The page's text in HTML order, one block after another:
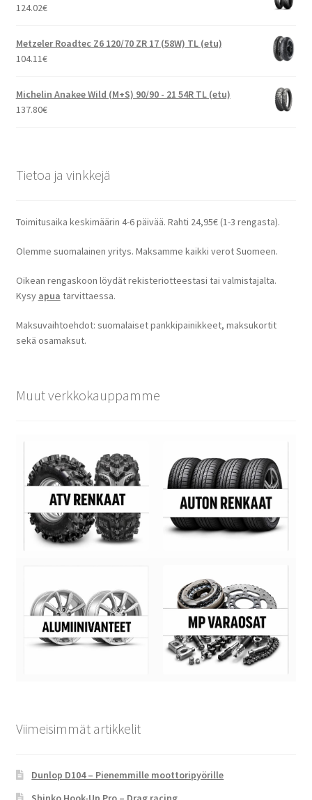
124.02€
Metzeler Roadtec Z6 120/70 ZR 17 (58W) TL (etu)
104.11€
Michelin Anakee Wild (M+S) 90/90 - 21 54R TL (etu)
137.80€
Tietoa ja vinkkejä
Toimitusaika keskimäärin 4-6 päivää. Rahti 24,95€ (1-3 rengasta).
Olemme suomalainen yritys. Maksamme kaikki verot Suomeen.
Oikean rengaskoon löydät rekisteriotteestasi tai valmistajalta.
Kysy apua tarvittaessa.
Maksuvaihtoehdot: suomalaiset pankkipainikkeet, maksukortit
sekä osamaksut.
Muut verkkokauppamme
Viimeisimmät artikkelit
Dunlop D104 – Pienemmille moottoripyörille